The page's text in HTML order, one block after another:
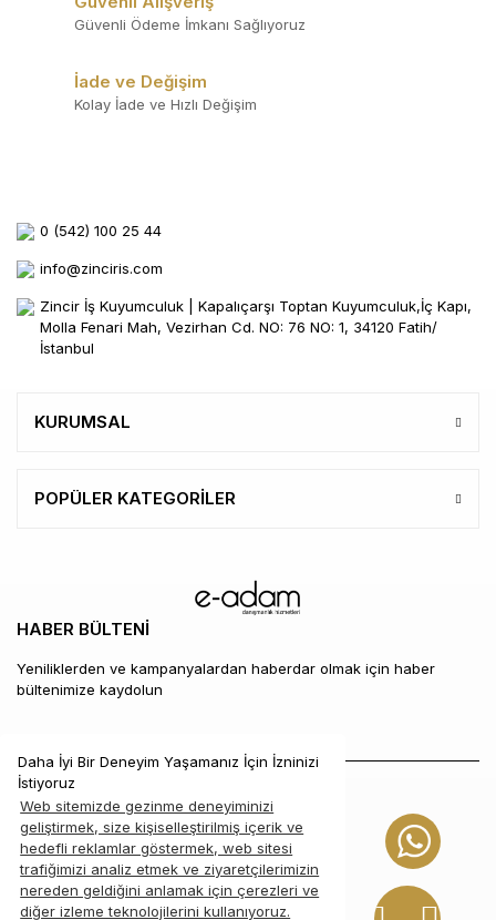
Daha İyi Bir Deneyim Yaşamanız İçin İzninizi
İstiyoruz
Web sitemizde gezinme deneyiminizi
geliştirmek, size kişiselleştirilmiş içerik ve
hedefli reklamlar göstermek, web sitesi
trafiğimizi analiz etmek ve ziyaretçilerimizin
nereden geldiğini anlamak için çerezleri ve
diğer izleme teknolojilerini kullanıyoruz.
Güvenli Ödeme İmkanı Sağlıyoruz
İade ve Değişim
Kolay İade ve Hızlı Değişim
0 (542) 100 25 44
info@zinciris.com
Zincir İş Kuyumculuk | Kapalıçarşı Toptan Kuyumculuk,İç Kapı,
Molla Fenari Mah, Vezirhan Cd. NO: 76 NO: 1, 34120 Fatih/
İstanbul
KURUMSAL
POPÜLER KATEGORİLER
HABER BÜLTENİ
Yeniliklerden ve kampanyalardan haberdar olmak için haber
bültenimize kaydolun